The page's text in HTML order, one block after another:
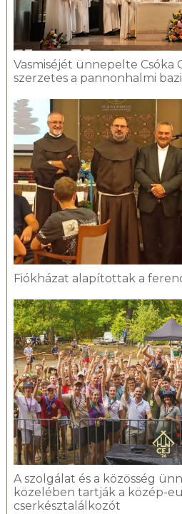
Vasmiséjét ünnepelte Csóka
szerzetes a pannonhalmi
Fiókházat alapítottak a
A szolgálat és a közösség
közelében tartják a közép-
cserkésztalálkozót